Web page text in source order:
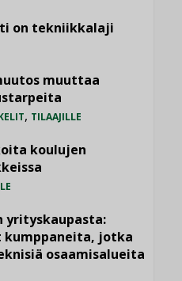
on tekniikkalaji
muuttaa
, TILAAJILLE
koulujen
yrityskaupasta:
kumppaneita, jotka
osaamisalueita